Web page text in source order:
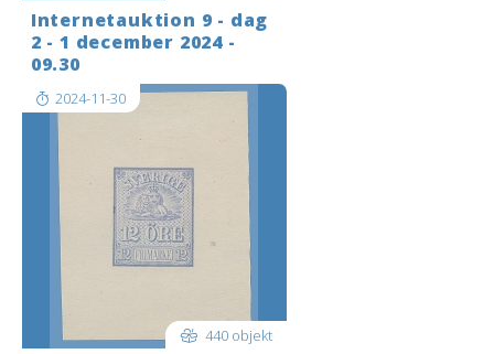
Internetauktion 9 - dag
2 - 1 december 2024 -
09.30
2024-11-30
440 objekt